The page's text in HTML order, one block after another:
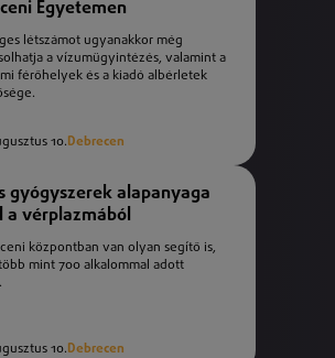
Egyetemen
létszámot ugyanakkor még
a vízumügyintézés, valamint a
férőhelyek és a kiadó albérletek
10.Debrecen
gyógyszerek alapanyaga
a vérplazmából
központban van olyan segítő is,
mint 700 alkalommal adott
10.Debrecen